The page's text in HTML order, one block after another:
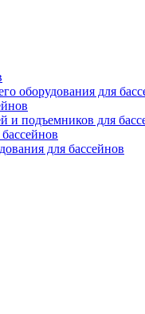
оборудования для
и подъемников для
для бассейнов